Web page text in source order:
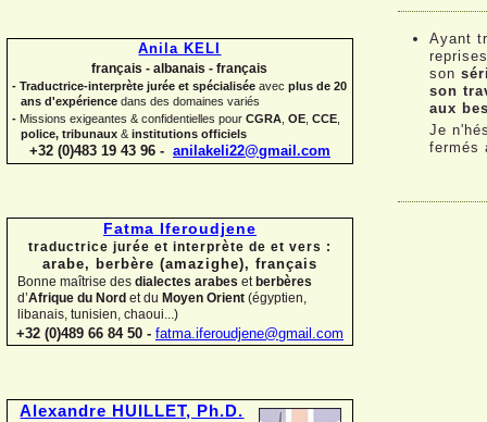
Anila KELI
français - albanais - français
- Traductrice-interprète jurée et spécialisée avec plus de 20
ans d'expérience dans des domaines variés
- Missions exigeantes & confidentielles pour CGRA OE CCE
police, tribunaux & institutions officiels
+32 (0)483 19 43 96 - anilakeli22@gmail.com
Fatma Iferoudjene
traductrice jurée et interprète de et vers :
arabe, berbère (amazighe), français
Bonne maîtrise des dialectes arabes et berbères
d’Afrique du Nord et du Moyen Orient (égyptien,
libanais, tunisien, chaoui...)
+32 (0)489 66 84 50 - fatma.iferoudjene@gmail.com
Alexandre HUILLET, Ph.D.
Ayant
son
son
aux
Je
fermés